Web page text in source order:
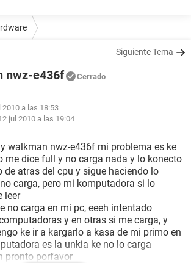
Siguiente Tema
nwz-e436f Cerrado
2010 a las 18:53
jul 2010 a las 19:04
walkman nwz-e436f mi problema es ke
me dice full y no carga nada y lo konecto
de atras del cpu y sigue haciendo lo
carga, pero mi komputadora si lo
leer
no carga en mi pc, eeeh intentado
y en otras si me carga, y
ke ir a kargarlo a kasa de mi primo en
es la unkia ke no lo carga
pronto porfavor